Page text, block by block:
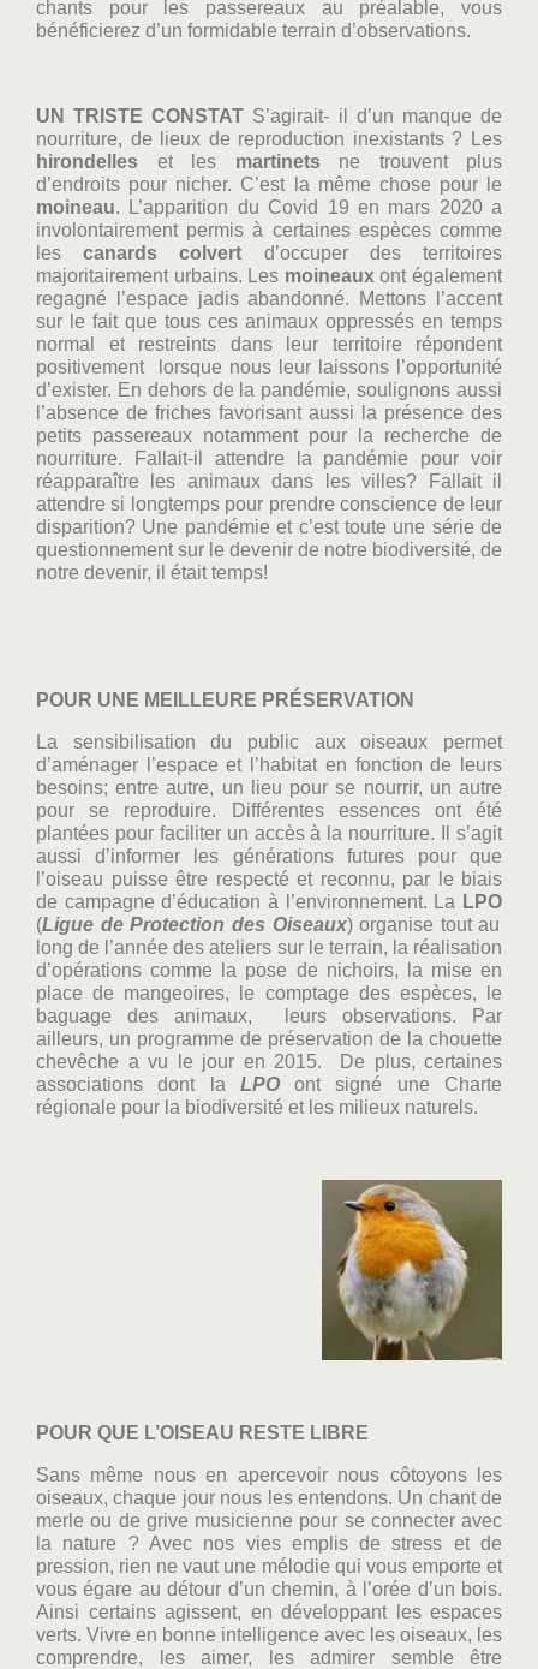
chants pour les passereaux au préalable, vous
bénéficierez d’un formidable terrain d’observations.
UN TRISTE CONSTAT S’agirait- il d’un manque de
nourriture, de lieux de reproduction inexistants ? Les
hirondelles et les martinetsne trouvent plus
d’endroits pour nicher. C’est la même chose pour le
moineau. L’apparition du Covid 19 en mars 2020 a
involontairement permis à certaines espèces comme
les canards colvert d’occuper des territoires
majoritairement urbains. Les moineauxont également
regagné l’espace jadis abandonné. Mettons l’accent
sur le fait que tous ces animaux oppressés en temps
normal et restreints dans leur territoire répondent
positivement lorsque nous leur laissons l’opportunité
d’exister. En dehors de la pandémie, soulignons aussi
l’absence de friches favorisant aussi la présence des
petits passereaux notamment pour la recherche de
nourriture. Fallait-il attendre la pandémie pour voir
réapparaître les animaux dans les villes? Fallait il
attendre si longtemps pour prendre conscience de leur
disparition? Une pandémie et c’est toute une série de
questionnement sur le devenir de notre biodiversité, de
notre devenir, il était temps!
POUR UNE MEILLEURE PRÉSERVATION
La sensibilisation du public aux oiseaux permet
d’aménager l’espace et l’habitat en fonction de leurs
besoins; entre autre, un lieu pour se nourrir, un autre
pour se reproduire. Différentes essences ont été
plantées pour faciliter un accès à la nourriture. Il s’agit
aussi d’informer les générations futures pour que
l’oiseau puisse être respecté et reconnu, par le biais
de campagne d’éducation à l’environnement. La LPO
(Ligue de Protection des Oiseaux) organise tout au
long de l’année des ateliers sur le terrain, la réalisation
d’opérations comme la pose de nichoirs, la mise en
place de mangeoires, le comptage des espèces, le
baguage des animaux, leurs observations. Par
ailleurs, un programme de préservation de la chouette
chevêche a vu le jour en 2015. De plus, certaines
associations dont la LPOont signé une Charte
régionale pour la biodiversité et les milieux naturels.
POUR QUE L’OISEAU RESTE LIBRE
Sans même nous en apercevoir nous côtoyons les
oiseaux, chaque jour nous les entendons. Un chant de
merle ou de grive musicienne pour se connecter avec
la nature ? Avec nos vies emplis de stress et de
pression, rien ne vaut une mélodie qui vous emporte et
vous égare au détour d’un chemin, à l’orée d’un bois.
Ainsi certains agissent, en développant les espaces
verts. Vivre en bonne intelligence avec les oiseaux, les
comprendre, les aimer, les admirer semble être